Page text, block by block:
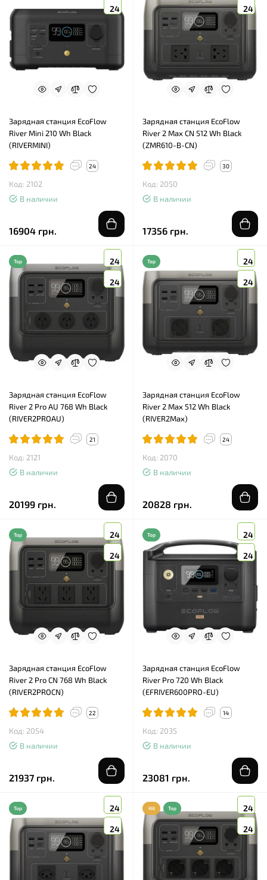
24
Зарядная станция EcoFlow
River Mini 210 Wh Black
(RIVERMINI)
24
Код: 2102
В наличии
16904 грн.
24
Зарядная станция EcoFlow
River 2 Max CN 512 Wh Black
(ZMR610-B-CN)
30
Код: 2050
В наличии
17356 грн.
24
24
Top
Зарядная станция EcoFlow
River 2 Pro AU 768 Wh Black
(RIVER2PROAU)
21
Код: 2121
В наличии
20199 грн.
24
24
Top
Зарядная станция EcoFlow
River 2 Max 512 Wh Black
(RIVER2Max)
24
Код: 2070
В наличии
20828 грн.
24
24
Top
Зарядная станция EcoFlow
River 2 Pro CN 768 Wh Black
(RIVER2PROCN)
22
Код: 2054
В наличии
21937 грн.
24
24
Top
Зарядная станция EcoFlow
River Pro 720 Wh Black
(EFRIVER600PRO-EU)
14
Код: 2035
В наличии
23081 грн.
24
24
Top 24
24
Hit Top